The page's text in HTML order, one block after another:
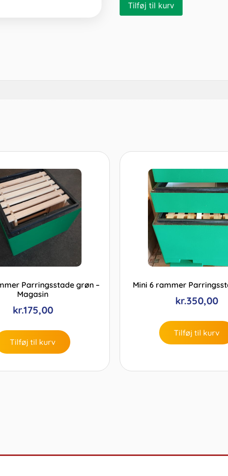
Tilføj til kurv
Parringsstade grøn –
Magasin
kr.175,00
Tilføj til kurv
Mini 6 rammer
kr.350,00
Tilføj til kurv